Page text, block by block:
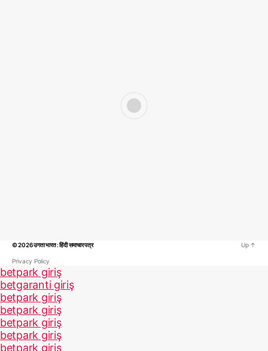
© 2026उगता भारत : हिंदी समाचार पत्र
Privacy Policy
Up ↑
betpark giriş
betgaranti giriş
betpark giriş
betpark giriş
betpark giriş
betpark giriş
betpark giriş